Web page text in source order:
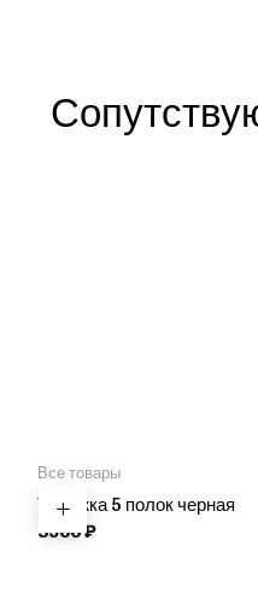
Все товары
Тележка 5 полок черная
3900₽